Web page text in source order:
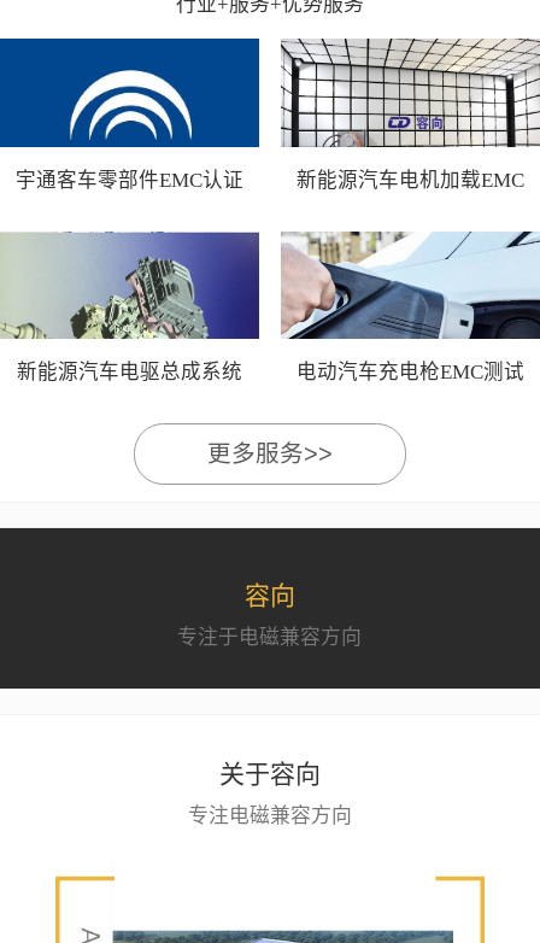
宇通客车零部件EMC认证
新能源汽车电机加载EMC
新能源汽车电驱总成系统
电动汽车充电枪EMC测试
更多服务>>
容向
专注于电磁兼容方向
关于容向
专注电磁兼容方向